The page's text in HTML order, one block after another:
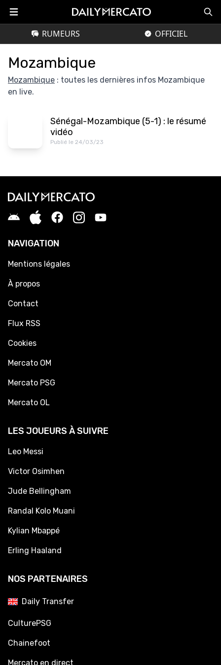
RUMEURS OFFICIEL
Mozambique
Mozambique : toutes les dernières infos Mozambique
en live.
Sénégal-Mozambique (5-1) : le résumé
vidéo
Publié le 24/03/23
NAVIGATION
Mentions légales
À propos
Contact
Flux RSS
Cookies
Mercato OM
Mercato PSG
Mercato OL
LES JOUEURS À SUIVRE
Leo Messi
Victor Osimhen
Jude Bellingham
Randal Kolo Muani
Kylian Mbappé
Erling Haaland
NOS PARTENAIRES
Daily Transfer
CulturePSG
Chainefoot
Mercato en direct